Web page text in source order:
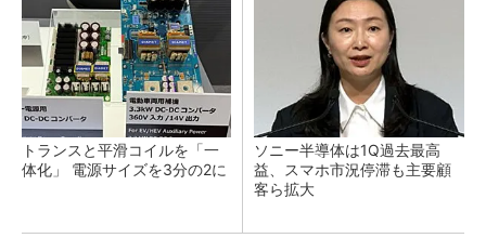
トランスと平滑コイルを「一
体化」 電源サイズを3分の2に
ソニー半導体は1Q過去最高
益、スマホ市況停滞も主要顧
客ら拡大